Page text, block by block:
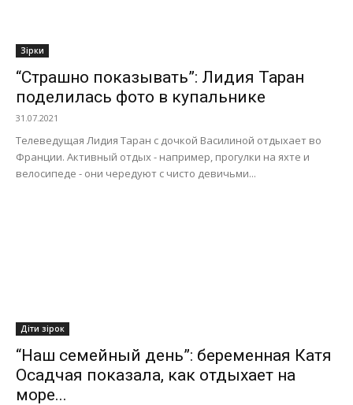
Зірки
“Страшно показывать”: Лидия Таран
поделилась фото в купальнике
31.07.2021
Телеведущая Лидия Таран с дочкой Василиной отдыхает во
Франции. Активный отдых - например, прогулки на яхте и
велосипеде - они чередуют с чисто девичьми...
Діти зірок
“Наш семейный день”: беременная Катя
Осадчая показала, как отдыхает на
море...